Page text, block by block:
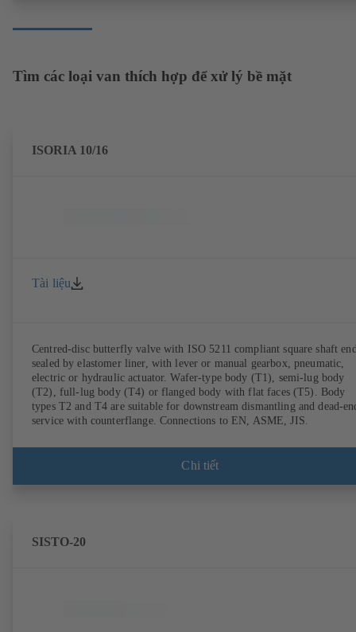
Tìm các loại van thích hợp để xử lý bề mặt
ISORIA 10/16
Tài liệu
Centred-disc butterfly valve with ISO 5211 compliant square shaft
sealed by elastomer liner, with lever or manual gearbox, pneumatic,
electric or hydraulic actuator. Wafer-type body (T1), semi-lug body
(T2), full-lug body (T4) or flanged body with flat faces (T5). Body
types T2 and T4 are suitable for downstream dismantling and dead-
service with counterflange. Connections to EN, ASME, JIS.
Chi tiết
SISTO-20